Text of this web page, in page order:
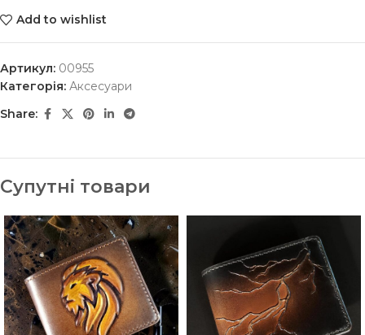
Add to wishlist
Артикул: 00955
Категорія: Аксесуари
Share:
Супутні товари